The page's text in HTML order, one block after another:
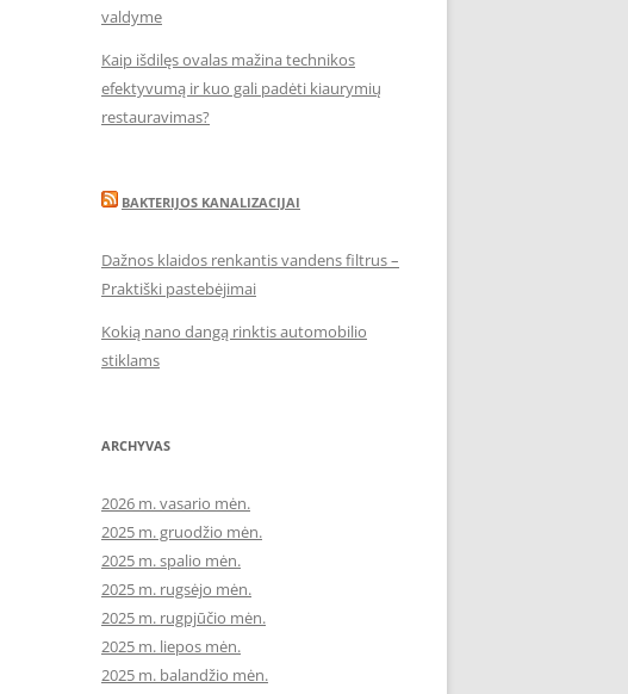
valdyme
Kaip išdilęs ovalas mažina technikos
efektyvumą ir kuo gali padėti kiaurymių
restauravimas?
BAKTERIJOS KANALIZACIJAI
Dažnos klaidos renkantis vandens filtrus –
Praktiški pastebėjimai
Kokią nano dangą rinktis automobilio
stiklams
ARCHYVAS
2026 m. vasario mėn.
2025 m. gruodžio mėn.
2025 m. spalio mėn.
2025 m. rugsėjo mėn.
2025 m. rugpjūčio mėn.
2025 m. liepos mėn.
2025 m. balandžio mėn.